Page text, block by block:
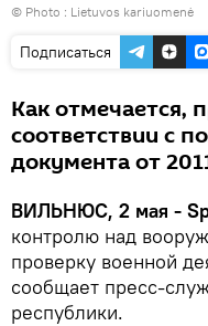
© Photo : Lietuvos kariuomenė
Подписаться
Как отмечается,
соответствии с
документа от
ВИЛЬНЮС, 2 мая -
контролю над
проверку военной
сообщает пресс-
республики.